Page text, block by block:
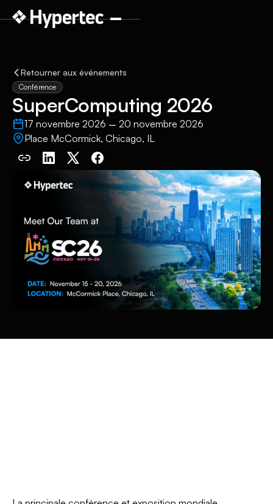
Retourner aux événements
Conférence
SuperComputing 2026
17 novembre 2026 – 20 novembre 2026
Place McCormick, Chicago, IL